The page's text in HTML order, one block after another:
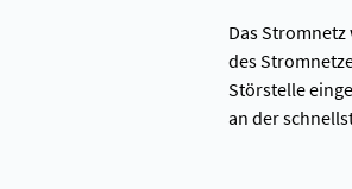
Das
des
Störstelle
an der